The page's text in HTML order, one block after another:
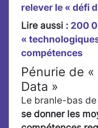
relever le « défi
Lire aussi : 200
«
compétences
Pénurie de
Data »
Le branle-bas
se donner les